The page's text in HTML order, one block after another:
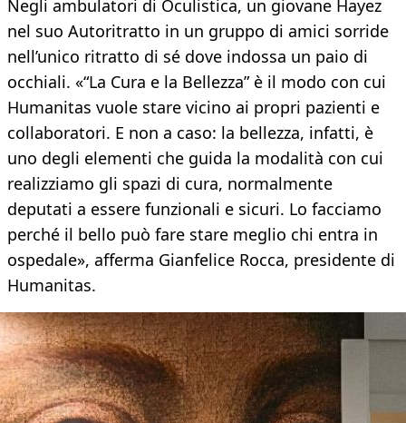
Negli ambulatori di Oculistica, un giovane Hayez
nel suo Autoritratto in un gruppo di amici sorride
nell’unico ritratto di sé dove indossa un paio di
occhiali. «“La Cura e la Bellezza” è il modo con cui
Humanitas vuole stare vicino ai propri pazienti e
collaboratori. E non a caso: la bellezza, infatti, è
uno degli elementi che guida la modalità con cui
realizziamo gli spazi di cura, normalmente
deputati a essere funzionali e sicuri. Lo facciamo
perché il bello può fare stare meglio chi entra in
ospedale», afferma Gianfelice Rocca, presidente di
Humanitas.